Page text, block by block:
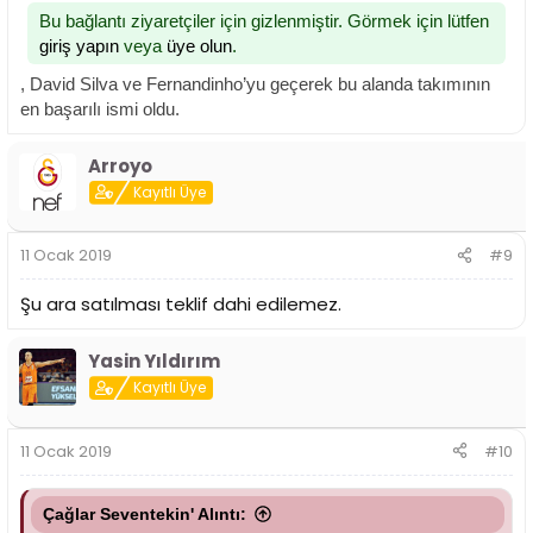
Bu bağlantı ziyaretçiler için gizlenmiştir. Görmek için lütfen
giriş yapın veya üye olun.
, David Silva ve Fernandinho’yu geçerek bu alanda takımının
en başarılı ismi oldu.
Arroyo
Kayıtlı Üye
11 Ocak 2019 #9
Şu ara satılması teklif dahi edilemez.
Yasin Yıldırım
Kayıtlı Üye
11 Ocak 2019 #10
Çağlar Seventekin' Alıntı: